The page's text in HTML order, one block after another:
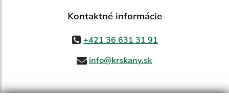
Kontaktné informácie
+421 36 631 31 91
info@krskany.sk